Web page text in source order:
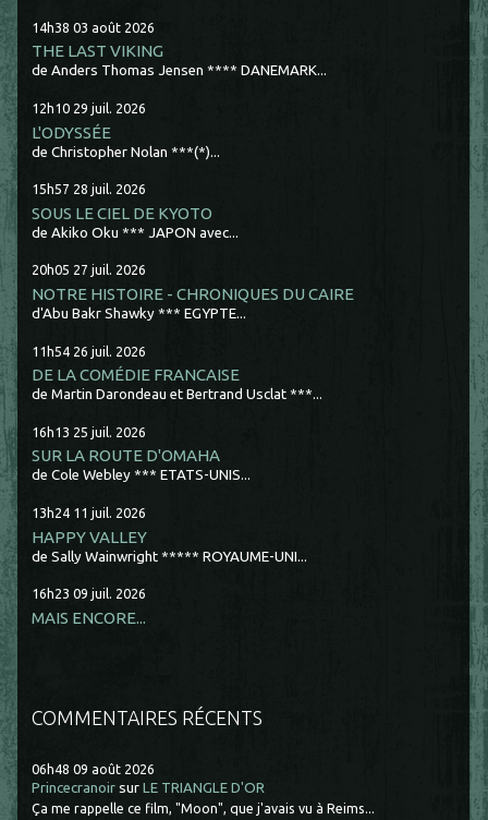
14h38 03 août 2026
THE LAST VIKING
de Anders Thomas Jensen **** DANEMARK...
12h10 29 juil. 2026
L'ODYSSÉE
de Christopher Nolan ***(*)...
15h57 28 juil. 2026
SOUS LE CIEL DE KYOTO
de Akiko Oku *** JAPON avec...
20h05 27 juil. 2026
NOTRE HISTOIRE - CHRONIQUES DU CAIRE
d'Abu Bakr Shawky *** EGYPTE...
11h54 26 juil. 2026
DE LA COMÉDIE FRANCAISE
de Martin Darondeau et Bertrand Usclat ***...
16h13 25 juil. 2026
SUR LA ROUTE D'OMAHA
de Cole Webley *** ETATS-UNIS...
13h24 11 juil. 2026
HAPPY VALLEY
de Sally Wainwright ***** ROYAUME-UNI...
16h23 09 juil. 2026
MAIS ENCORE...
COMMENTAIRES RÉCENTS
06h48 09 août 2026
Princecranoir surLE TRIANGLE D'OR
Ça me rappelle ce film, "Moon", que j'avais vu à Reims...